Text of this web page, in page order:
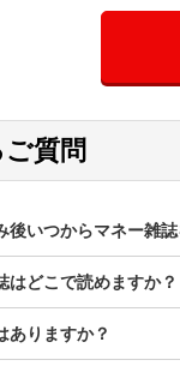
質問
後いつからマネー雑
はどこで読めますか？
ありますか？